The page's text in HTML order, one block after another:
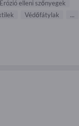
Erózió elleni szőnyegek
Védőfátylak ...